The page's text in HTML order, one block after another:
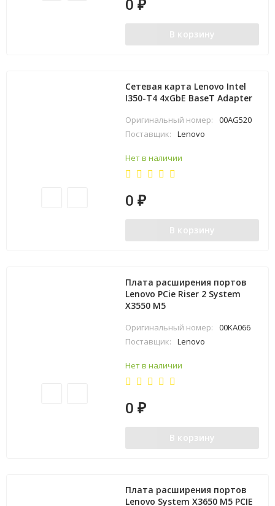
₽
В корзину
Сетевая карта Lenovo Intel
I350-T4 4xGbE BaseT Adapter
Оригинальный номер:
00AG520
Поставщик:
Lenovo
Нет в наличии
0₽
В корзину
Плата расширения портов
Lenovo PCie Riser 2 System
X3550 M5
Оригинальный номер:
00KA066
Поставщик:
Lenovo
Нет в наличии
0₽
В корзину
Плата расширения портов
Lenovo System X3650 M5 PCIE